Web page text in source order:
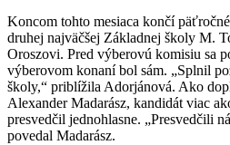
Koncom tohto mesiaca končí
druhej najväčšej Základnej školy M.
Oroszovi. Pred výberovú komisiu sa
výberovom konaní bol sám. „Splnil
školy,“ priblížila Adorjánová. Ako
Alexander Madarász, kandidát viac
presvedčil jednohlasne. „Presvedčili
povedal Madarász.